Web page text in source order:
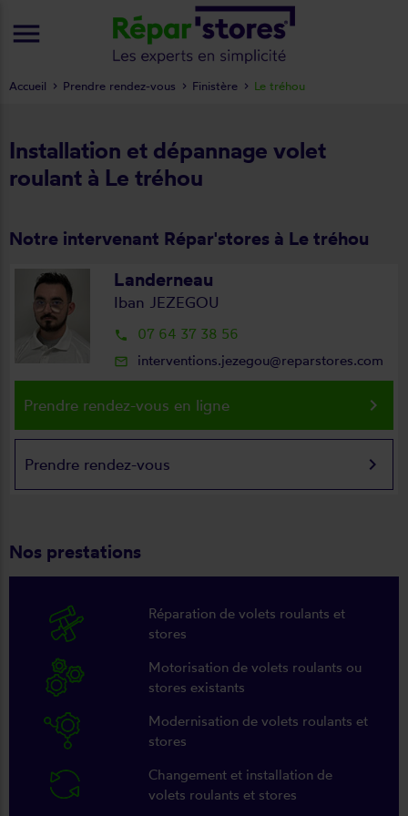
Installation et dépannage volet
roulant à Le tréhou
Notre intervenant Répar'stores à Le tréhou
Landerneau
Iban JEZEGOU
local_phone 07 64 37 38 56
mail_outline interventions.jezegou@reparstores.com
Prendre rendez-vous en ligne keyboard_arrow_right
Prendre rendez-vous keyboard_arrow_right
Nos prestations
Réparation de volets roulants et
stores
Motorisation de volets roulants ou
stores existants
Modernisation de volets roulants et
stores
Changement et installation de
volets roulants et stores
Accueil Prendre rendez-vous Finistère Le tréhou
menu